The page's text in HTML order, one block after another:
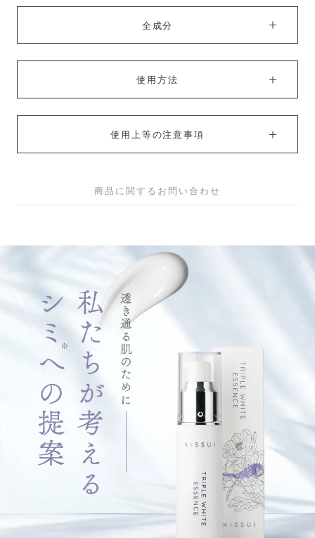
全成分
使用方法
使用上等の注意事項
商品に関するお問い合わせ